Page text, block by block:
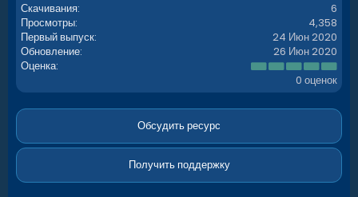
Скачивания
6
Просмотры
4,358
Первый выпуск
24 Июн 2020
Обновление
26 Июн 2020
Оценка
0
.
0
з
ё
з
0 оценок
Обсудить ресурс
Получить поддержку